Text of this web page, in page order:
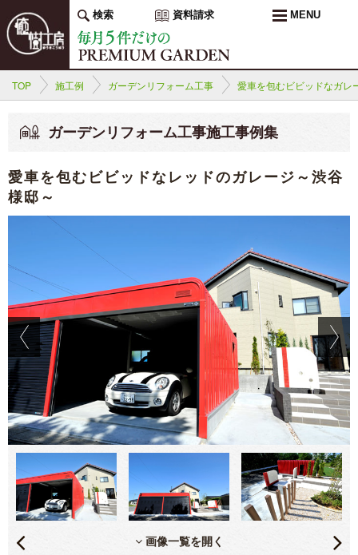
検索 資料請求 MENU
TOP 施工例 ガーデンリフォーム工事 愛車を包むビビッドなガレ
ガーデンリフォーム工事施工事例集
愛車を包むビビッドなレッドのガレージ～渋谷
様邸～
画像一覧を開く